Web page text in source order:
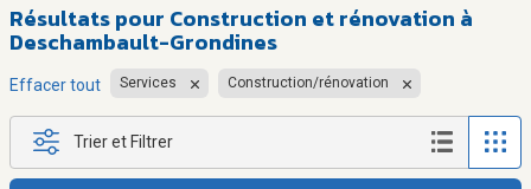
Résultats pour Construction et rénovation à
Deschambault-Grondines
Effacer tout Services Construction/rénovation
Trier et Filtrer